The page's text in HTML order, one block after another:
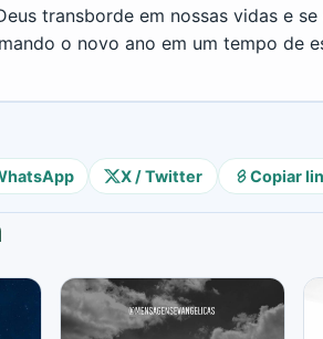
transborde em nossas vidas e
o novo ano em um tempo de
X / Twitter Copiar